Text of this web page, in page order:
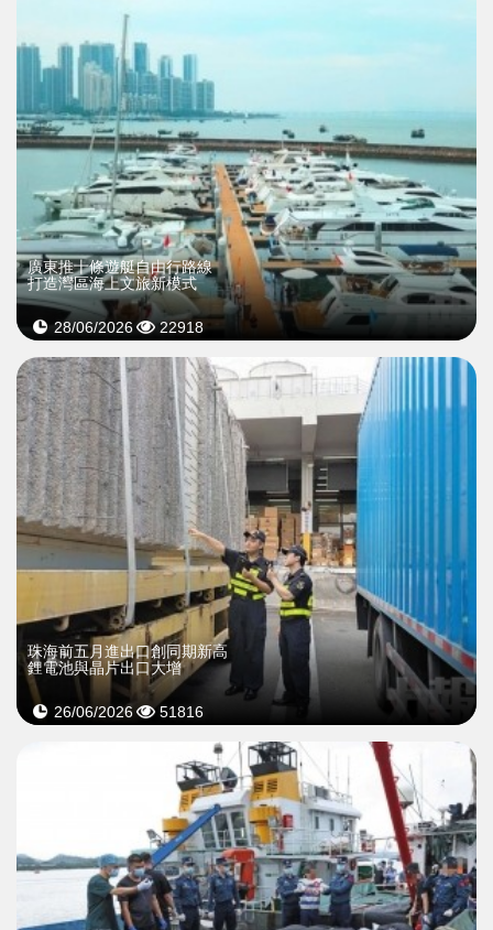
廣東推十條遊艇自由行路線
打造灣區海上文旅新模式
28/06/2026 22918
珠海前五月進出口創同期新高
鋰電池與晶片出口大增
26/06/2026 51816